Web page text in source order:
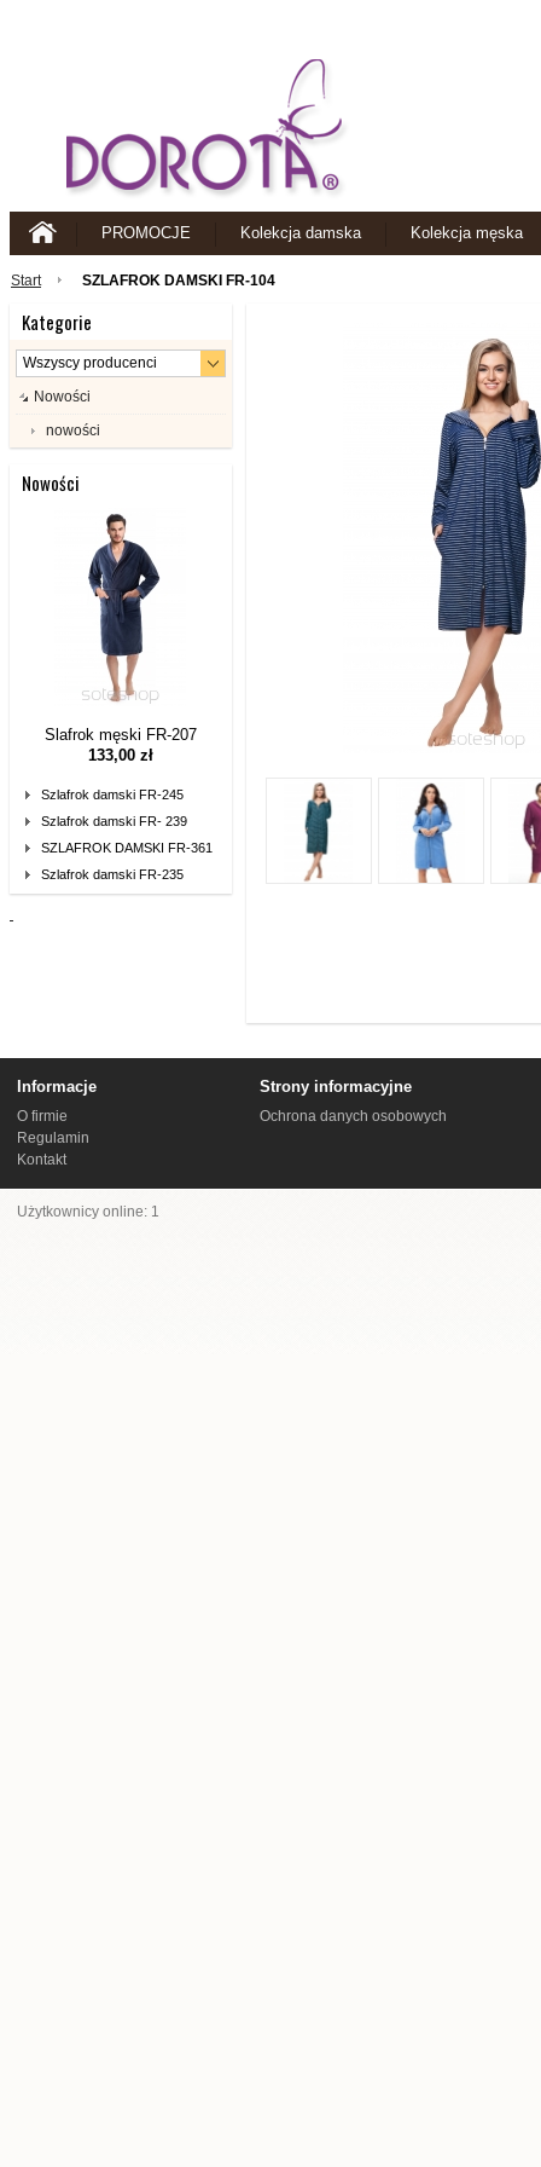
PROMOCJE Kolekcja damska Kolekcja męska
Start SZLAFROK DAMSKI FR-104
Kategorie
Nowości
nowości
Nowości
Slafrok męski FR-207
133,00 zł
Szlafrok damski FR-245
Szlafrok damski FR- 239
SZLAFROK DAMSKI FR-361
Szlafrok damski FR-235
Informacje
O firmie
Regulamin
Kontakt
Strony informacyjne
Ochrona danych osobowych
Użytkownicy online: 1